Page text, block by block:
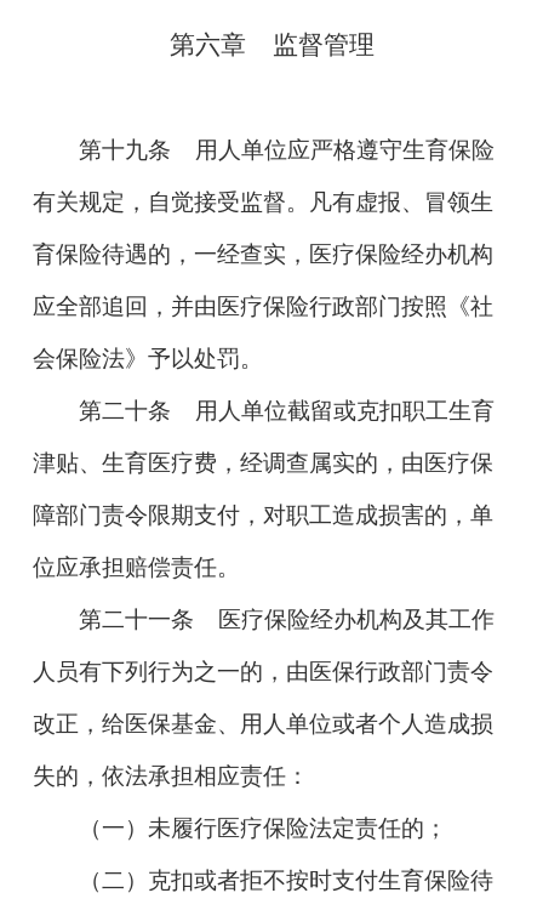
第六章 监督管理
第十九条 用人单位应严格遵守生育保险
有关规定，自觉接受监督。凡有虚报、冒领生
育保险待遇的，一经查实，医疗保险经办机构
应全部追回，并由医疗保险行政部门按照《社
会保险法》予以处罚。
第二十条 用人单位截留或克扣职工生育
津贴、生育医疗费，经调查属实的，由医疗保
障部门责令限期支付，对职工造成损害的，单
位应承担赔偿责任。
第二十一条 医疗保险经办机构及其工作
人员有下列行为之一的，由医保行政部门责令
改正，给医保基金、用人单位或者个人造成损
失的，依法承担相应责任：
（一）未履行医疗保险法定责任的；
（二）克扣或者拒不按时支付生育保险待